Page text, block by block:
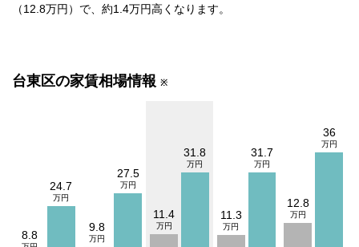
（12.8万円）で、約1.4万円高くなります。
台東区の家賃相場情報 ※
11.4
31.8
8.8
24.7
9.8
27.5
11.3
31.7
12.8
36